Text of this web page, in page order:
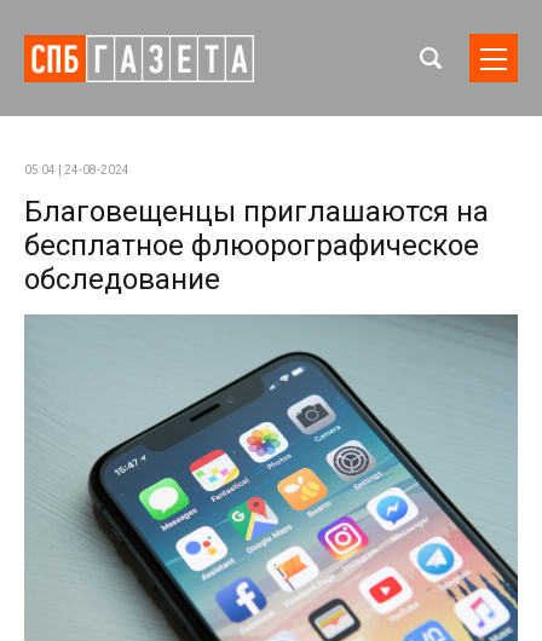
05:04 | 24-08-2024
Благовещенцы приглашаются на
бесплатное флюорографическое
обследование